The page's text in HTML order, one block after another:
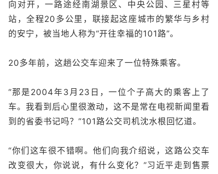
向对开，一路途经南湖景区、中央公园、三星村等
站，全程20多公里，联接起这座城市的繁华与乡村
的安宁，被当地人称为“开往幸福的101路”。
20多年前，这趟公交车迎来了一位特殊乘客。
“那是2004年3月23日，一位个子高大的乘客上了
车。我看到后心里很激动，这不是常在电视新闻里看
到的省委书记吗？”101路公交司机沈水根回忆道。
“你们这车很不错啊。他们向我介绍说，这路公交车
改变很大，你说说，有什么变化？”习近平走到售票